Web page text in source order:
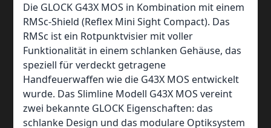
Die GLOCK G43X MOS in Kombination mit einem
RMSc-Shield (Reflex Mini Sight Compact). Das
RMSc ist ein Rotpunktvisier mit voller
Funktionalität in einem schlanken Gehäuse, das
speziell für verdeckt getragene
Handfeuerwaffen wie die G43X MOS entwickelt
wurde. Das Slimline Modell G43X MOS vereint
zwei bekannte GLOCK Eigenschaften: das
schlanke Design und das modulare Optiksystem